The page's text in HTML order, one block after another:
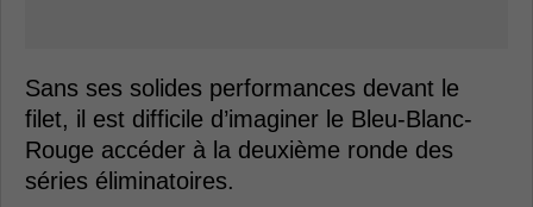
Sans ses solides performances devant le
filet, il est difficile d’imaginer le Bleu-Blanc-
Rouge accéder à la deuxième ronde des
séries éliminatoires.